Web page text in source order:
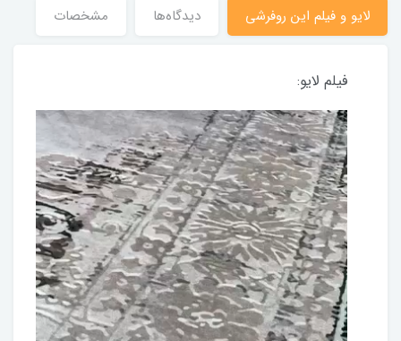
لایو و فیلم این روفرشی دیدگاه‌ها مشخصات
فیلم لایو: